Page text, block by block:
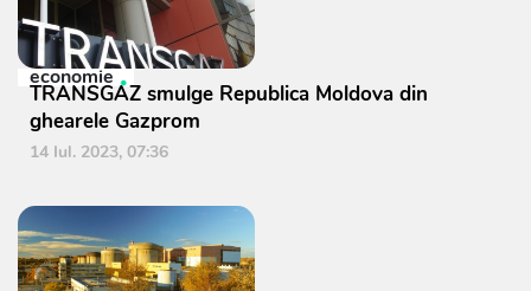
economie
TRANSGAZ smulge Republica Moldova din
ghearele Gazprom
14 Iul. 2023, 07:36